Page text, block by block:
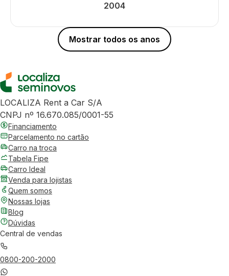
2004
Mostrar todos os anos
LOCALIZA Rent a Car S/A
CNPJ nº 16.670.085/0001-55
Financiamento
Parcelamento no cartão
Carro na troca
Tabela Fipe
Carro Ideal
Venda para lojistas
Quem somos
Nossas lojas
Blog
Dúvidas
Central de vendas
0800-200-2000